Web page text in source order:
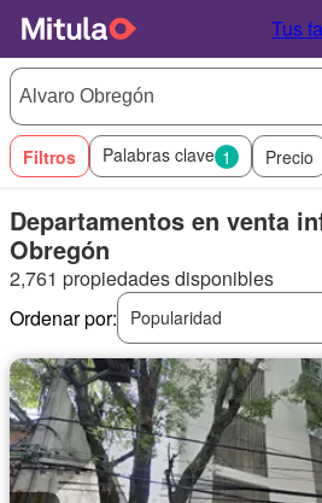
Tus
Filtros Palabras clave 1 Precio
Departamentos en venta
Obregón
2,761 propiedades disponibles
Ordenar por:
Popularidad